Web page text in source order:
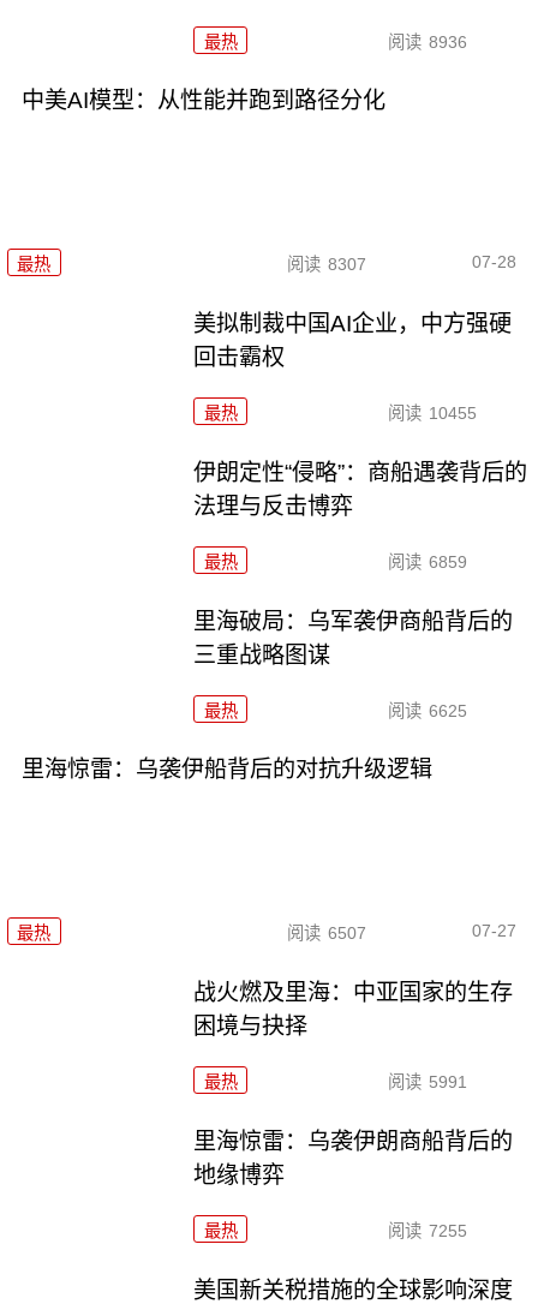
最热 阅读 8936
中美AI模型：从性能并跑到路径分化
最热 阅读 8307 07-28
美拟制裁中国AI企业，中方强硬
回击霸权
最热 阅读 10455
伊朗定性“侵略”：商船遇袭背后的
法理与反击博弈
最热 阅读 6859
里海破局：乌军袭伊商船背后的
三重战略图谋
最热 阅读 6625
里海惊雷：乌袭伊船背后的对抗升级逻辑
最热 阅读 6507 07-27
战火燃及里海：中亚国家的生存
困境与抉择
最热 阅读 5991
里海惊雷：乌袭伊朗商船背后的
地缘博弈
最热 阅读 7255
美国新关税措施的全球影响深度